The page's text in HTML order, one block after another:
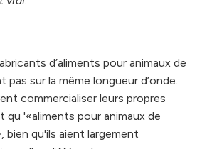
d’aliments pour animaux de
sur la même longueur d’onde.
commercialiser leurs propres
'«aliments pour animaux de
bien qu'ils aient largement